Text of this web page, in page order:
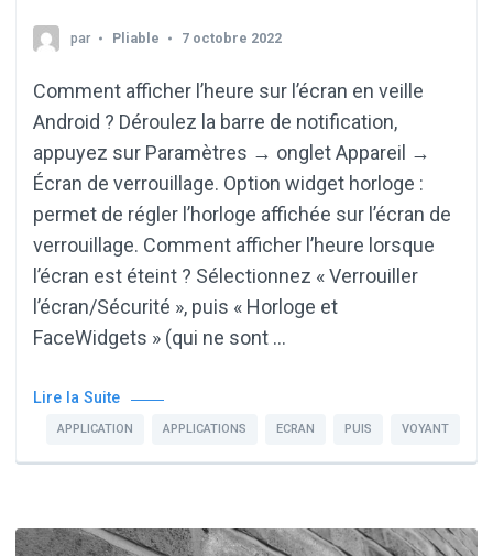
par Pliable 7 octobre 2022
Comment afficher l’heure sur l’écran en veille
Android ? Déroulez la barre de notification,
appuyez sur Paramètres → onglet Appareil →
Écran de verrouillage. Option widget horloge :
permet de régler l’horloge affichée sur l’écran de
verrouillage. Comment afficher l’heure lorsque
l’écran est éteint ? Sélectionnez « Verrouiller
l’écran/Sécurité », puis « Horloge et
FaceWidgets » (qui ne sont …
Lire la Suite
APPLICATION APPLICATIONS ECRAN PUIS VOYANT